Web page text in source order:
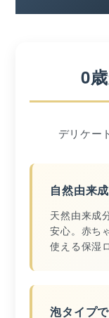
0
デリケー
自然由来
天然由来成
安心。赤ち
使える保湿
泡タイプ